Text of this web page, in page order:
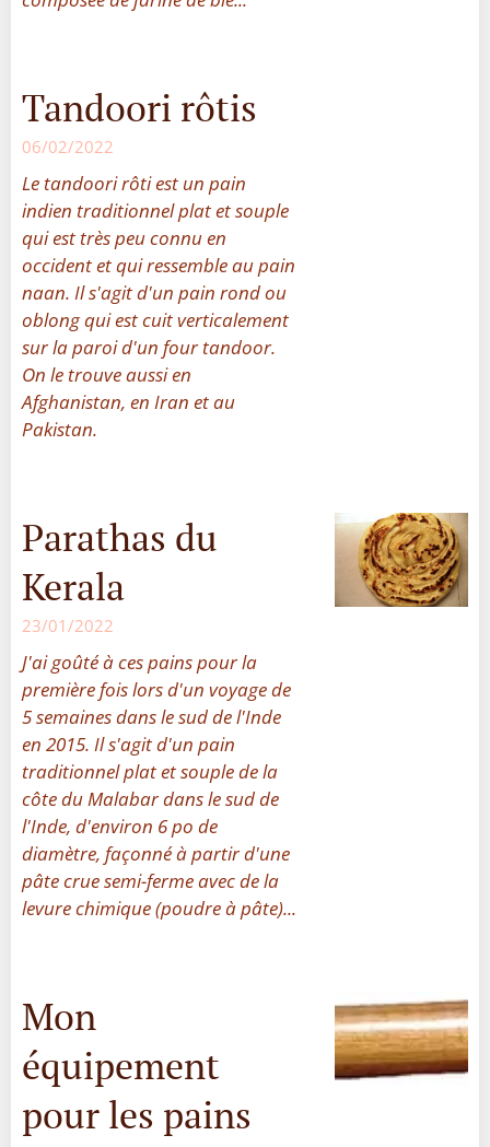
Tandoori rôtis
06/02/2022
Le tandoori rôti est un pain
indien traditionnel plat et souple
qui est très peu connu en
occident et qui ressemble au pain
naan. Il s'agit d'un pain rond ou
oblong qui est cuit verticalement
sur la paroi d'un four tandoor.
On le trouve aussi en
Afghanistan, en Iran et au
Pakistan.
Parathas du
Kerala
23/01/2022
J'ai goûté à ces pains pour la
première fois lors d'un voyage de
5 semaines dans le sud de l'Inde
en 2015. Il s'agit d'un pain
traditionnel plat et souple de la
côte du Malabar dans le sud de
l'Inde, d'environ 6 po de
diamètre, façonné à partir d'une
pâte crue semi-ferme avec de la
levure chimique (poudre à pâte)...
Mon
équipement
pour les pains